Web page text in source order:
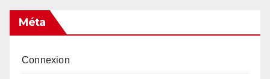
Méta
Connexion